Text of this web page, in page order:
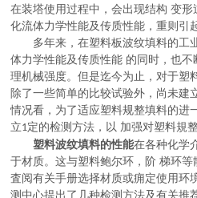
在装塔使用过程中，会出现结构 变
化流体力学性能及传质性能，重则引
多年来，在塑料板波纹填料的工
体力学性能及传质性能 的同时，也不
理机械强度。但是迄今为止，对于塑
除了一些简单的比较试验外，尚未建
情况看，为了适应塑料规整填料的进
立1定的检测方法，以 加强对塑料規
塑料波纹填料的性能在各种化学
于材质。这与塑料鲍尔环，阶 梯环等
査阅有关手册选择材质或痈定使用环
测中心提出了几种检测方法及有关推